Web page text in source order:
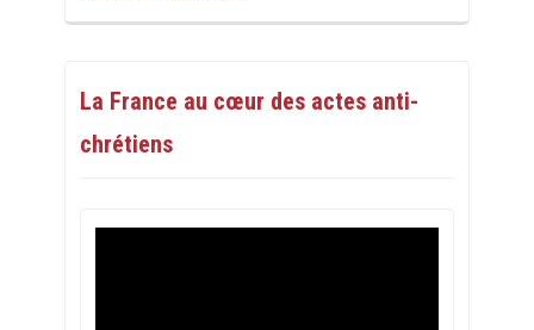
La France au cœur des actes anti-
chrétiens